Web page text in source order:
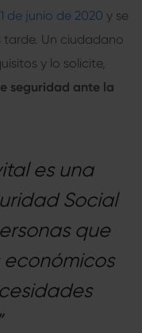
de junio de 2020 y se
tarde. Un ciudadano
y lo solicite,
seguridad ante la
es una
Social
que